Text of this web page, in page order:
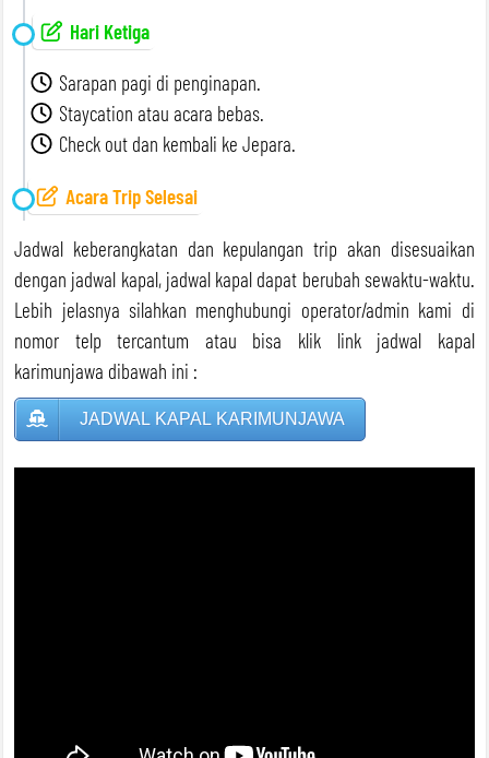
Hari Ketiga
Sarapan pagi di penginapan.
Staycation atau acara bebas.
Check out dan kembali ke Jepara.
Acara Trip Selesai
Jadwal keberangkatan dan kepulangan trip akan disesuaikan
dengan jadwal kapal, jadwal kapal dapat berubah sewaktu-waktu.
Lebih jelasnya silahkan menghubungi operator/admin kami di
nomor telp tercantum atau bisa klik link jadwal kapal
karimunjawa dibawah ini :
JADWAL KAPAL KARIMUNJAWA